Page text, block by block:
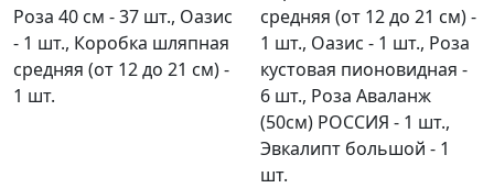
Роза 40 см - 37 шт., Оазис
- 1 шт., Коробка шляпная
средняя (от 12 до 21 см) -
1 шт.
средняя (от 12 до 21 см) -
1 шт., Оазис - 1 шт., Роза
кустовая пионовидная -
6 шт., Роза Аваланж
(50см) РОССИЯ - 1 шт.,
Эвкалипт большой - 1
шт.